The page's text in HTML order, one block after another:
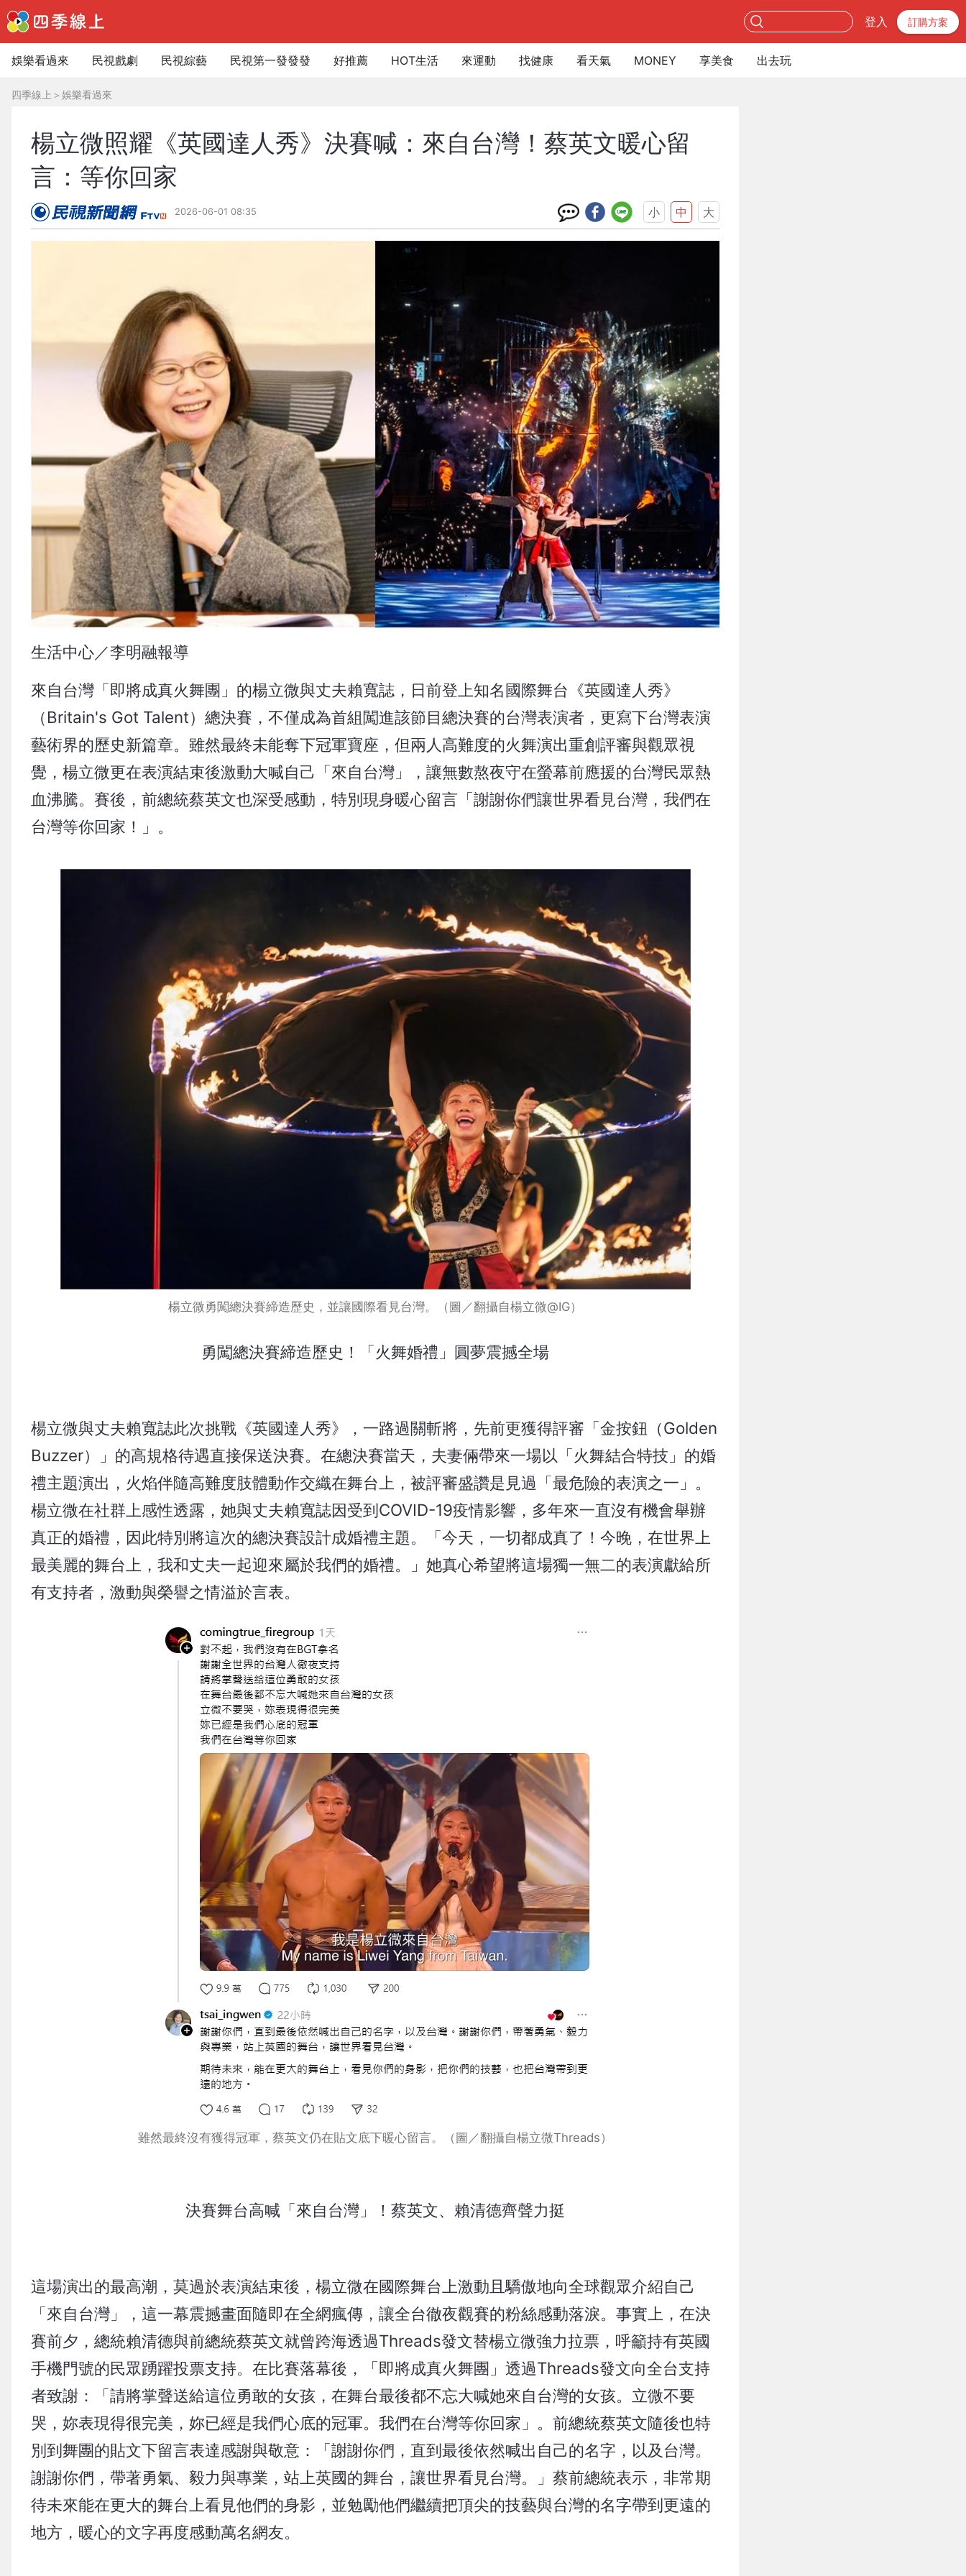
登入 訂購方案
娛樂看過來 民視戲劇 民視綜藝 民視第一發發發 好推薦 HOT生活 來運動 找健康 看天氣 MONEY 享美食 出去玩
四季線上 ＞ 娛樂看過來
楊立微照耀《英國達人秀》決賽喊：來自台灣！蔡英文暖心留
言：等你回家
2026-06-01 08:35 小 中 大
生活中心／李明融報導
來自台灣「即將成真火舞團」的楊立微與丈夫賴寬誌，日前登上知名國際舞台《英國達人秀》
（Britain's Got Talent）總決賽，不僅成為首組闖進該節目總決賽的台灣表演者，更寫下台灣表演
藝術界的歷史新篇章。雖然最終未能奪下冠軍寶座，但兩人高難度的火舞演出重創評審與觀眾視
覺，楊立微更在表演結束後激動大喊自己「來自台灣」，讓無數熬夜守在螢幕前應援的台灣民眾熱
血沸騰。賽後，前總統蔡英文也深受感動，特別現身暖心留言「謝謝你們讓世界看見台灣，我們在
台灣等你回家！」。
楊立微勇闖總決賽締造歷史，並讓國際看見台灣。（圖／翻攝自楊立微@IG）
勇闖總決賽締造歷史！「火舞婚禮」圓夢震撼全場
楊立微與丈夫賴寬誌此次挑戰《英國達人秀》，一路過關斬將，先前更獲得評審「金按鈕（Golden
Buzzer）」的高規格待遇直接保送決賽。在總決賽當天，夫妻倆帶來一場以「火舞結合特技」的婚
禮主題演出，火焰伴隨高難度肢體動作交織在舞台上，被評審盛讚是見過「最危險的表演之一」。
楊立微在社群上感性透露，她與丈夫賴寬誌因受到COVID-19疫情影響，多年來一直沒有機會舉辦
真正的婚禮，因此特別將這次的總決賽設計成婚禮主題。「今天，一切都成真了！今晚，在世界上
最美麗的舞台上，我和丈夫一起迎來屬於我們的婚禮。」她真心希望將這場獨一無二的表演獻給所
有支持者，激動與榮譽之情溢於言表。
雖然最終沒有獲得冠軍，蔡英文仍在貼文底下暖心留言。（圖／翻攝自楊立微Threads）
決賽舞台高喊「來自台灣」！蔡英文、賴清德齊聲力挺
這場演出的最高潮，莫過於表演結束後，楊立微在國際舞台上激動且驕傲地向全球觀眾介紹自己
「來自台灣」，這一幕震撼畫面隨即在全網瘋傳，讓全台徹夜觀賽的粉絲感動落淚。事實上，在決
賽前夕，總統賴清德與前總統蔡英文就曾跨海透過Threads發文替楊立微強力拉票，呼籲持有英國
手機門號的民眾踴躍投票支持。在比賽落幕後，「即將成真火舞團」透過Threads發文向全台支持
者致謝：「請將掌聲送給這位勇敢的女孩，在舞台最後都不忘大喊她來自台灣的女孩。立微不要
哭，妳表現得很完美，妳已經是我們心底的冠軍。我們在台灣等你回家」。前總統蔡英文隨後也特
別到舞團的貼文下留言表達感謝與敬意：「謝謝你們，直到最後依然喊出自己的名字，以及台灣。
謝謝你們，帶著勇氣、毅力與專業，站上英國的舞台，讓世界看見台灣。」蔡前總統表示，非常期
待未來能在更大的舞台上看見他們的身影，並勉勵他們繼續把頂尖的技藝與台灣的名字帶到更遠的
地方，暖心的文字再度感動萬名網友。